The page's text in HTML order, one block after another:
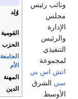
وُلِد
القومية
الحزب
الجامعة
الأم
المهنة
الدين
ونائب رئيس
مجلس
الإدارة
والرئيس
التنفيذي
لمجموعة
اتش اس بي
سي الشرق
الأوسط